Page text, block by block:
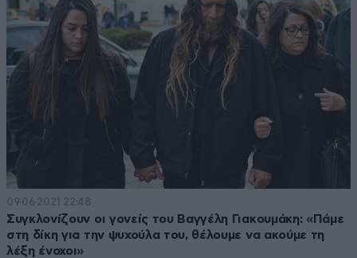
09·06·2021 22:48
Συγκλονίζουν οι γονείς του Βαγγέλη Γιακουμάκη: «Πάμε
στη δίκη για την ψυχούλα του, θέλουμε να ακούμε τη
λέξη ένοχοι»